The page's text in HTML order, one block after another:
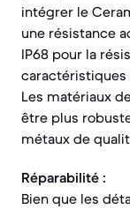
intégrer le
une résistance
IP68 pour la
caractéristiques
Les matériaux
être plus
métaux de
Réparabilité :
Bien que les